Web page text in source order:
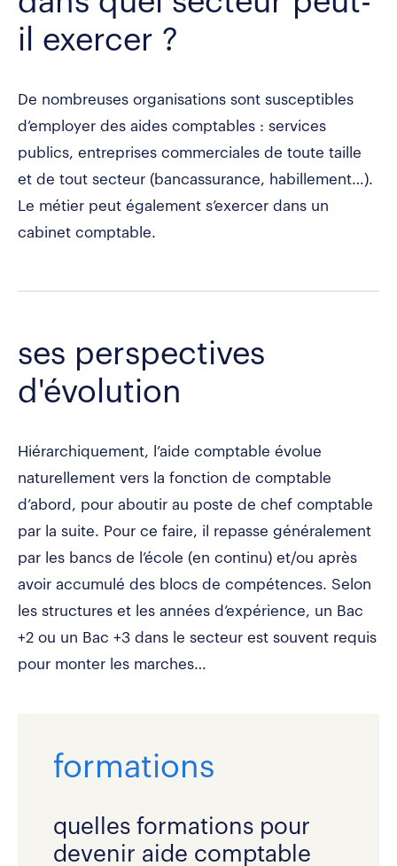
il exercer ?
De nombreuses organisations sont susceptibles
d’employer des aides comptables : services
publics, entreprises commerciales de toute taille
et de tout secteur (bancassurance, habillement…).
Le métier peut également s’exercer dans un
cabinet comptable.
ses perspectives
d'évolution
Hiérarchiquement, l’aide comptable évolue
naturellement vers la fonction de comptable
d’abord, pour aboutir au poste de chef comptable
par la suite. Pour ce faire, il repasse généralement
par les bancs de l’école (en continu) et/ou après
avoir accumulé des blocs de compétences. Selon
les structures et les années d’expérience, un Bac
+2 ou un Bac +3 dans le secteur est souvent requis
pour monter les marches…
formations
quelles formations pour
devenir aide comptable